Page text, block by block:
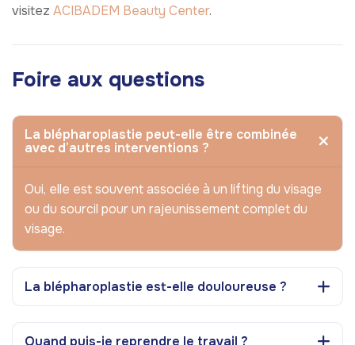
visitez ACIBADEM Beauty Center.
Foire aux questions
La blépharoplastie peut-elle être combinée
avec d’autres interventions ?
Oui, elle est souvent associée à un lifting du visage
ou du sourcil pour un rajeunissement complet du
visage.
La blépharoplastie est-elle douloureuse ?
Quand puis-je reprendre le travail ?